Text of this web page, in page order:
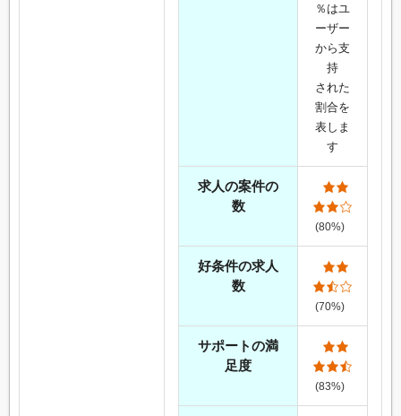
％はユ
ーザー
から支
持
された
割合を
表しま
す
求人の案件の
数
(80%)
好条件の求人
数
(70%)
サポートの満
足度
(83%)